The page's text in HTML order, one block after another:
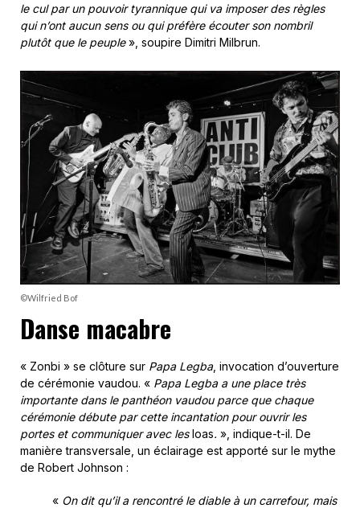
le cul par un pouvoir tyrannique qui va imposer des règles
qui n’ont aucun sens ou qui préfère écouter son nombril
plutôt que le peuple», soupire Dimitri Milbrun.
©Wilfried Bof
Danse macabre
« Zonbi » se clôture sur Papa Legba, invocation d’ouverture
de cérémonie vaudou. « Papa Legba a une place très
importante dans le panthéon vaudou parce que chaque
cérémonie débute par cette incantation pour ouvrir les
portes et communiquer avec lesloas. », indique-t-il. De
manière transversale, un éclairage est apporté sur le mythe
de Robert Johnson :
« On dit qu’il a rencontré le diable à un carrefour, mais